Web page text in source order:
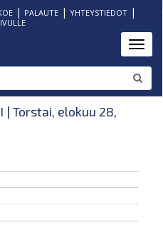
| PALAUTE| YHTEYSTIEDOT|
| Torstai, elokuu 28,